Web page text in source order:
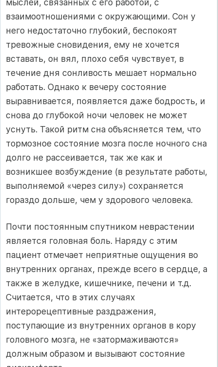
мыслей, связанных с его работой, с
взаимоотношениями с окружающими. Сон у
него недостаточно глубокий, беспокоят
тревожные сновидения, ему не хочется
вставать, он вял, плохо себя чувствует, в
течение дня сонливость мешает нормально
работать. Однако к вечеру состояние
выравнивается, появляется даже бодрость, и
снова до глубокой ночи человек не может
уснуть. Такой ритм сна объясняется тем, что
тормозное состояние мозга после ночного сна
долго не рассеивается, так же как и
возникшее возбуждение (в результате работы,
выполняемой «через силу») сохраняется
гораздо дольше, чем у здорового человека.
Почти постоянным спутником неврастении
является головная боль. Наряду с этим
пациент отмечает неприятные ощущения во
внутренних органах, прежде всего в сердце, а
также в желудке, кишечнике, печени и т.д.
Считается, что в этих случаях
интерорецептивные раздражения,
поступающие из внутренних органов в кору
головного мозга, не «затормаживаются»
должным образом и вызывают состояние